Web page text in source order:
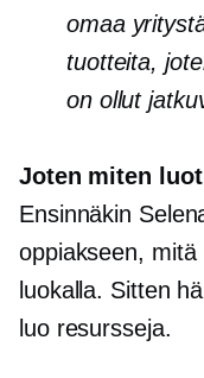
omaa
tuotteita,
on ollut
Joten miten
Ensinnäkin
oppiakseen, mitä
luokalla. Sitten
luo resursseja.